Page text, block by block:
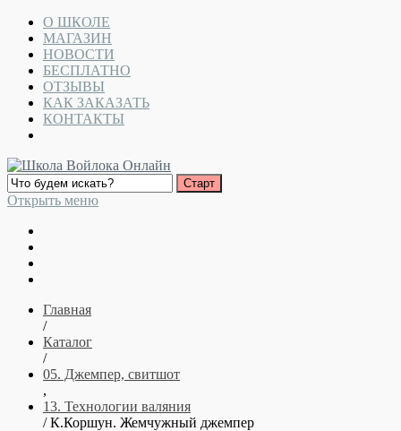
О ШКОЛЕ
МАГАЗИН
НОВОСТИ
БЕСПЛАТНО
ОТЗЫВЫ
КАК ЗАКАЗАТЬ
КОНТАКТЫ
Открыть меню
Главная
/
Каталог
/
05. Джемпер, свитшот
,
13. Технологии валяния
/ К.Коршун. Жемчужный джемпер